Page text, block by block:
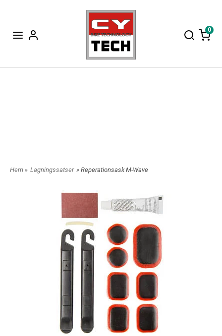
0
Hem » Lagningssatser » Reperationsask M-Wave